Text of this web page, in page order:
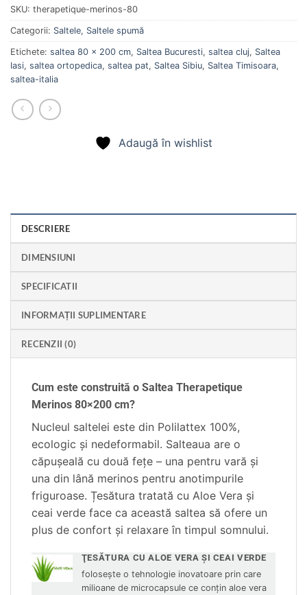
SKU: therapetique-merinos-80
Categorii: Saltele, Saltele spumă
Etichete: saltea 80 x 200 cm, Saltea Bucuresti, saltea cluj, Saltea
Iasi, saltea ortopedica, saltea pat, Saltea Sibiu, Saltea Timisoara,
saltea-italia
Adaugă în wishlist
DESCRIERE
DIMENSIUNI
SPECIFICATII
INFORMAȚII SUPLIMENTARE
RECENZII (0)
Cum este construită o Saltea Therapetique
Merinos 80×200 cm?
Nucleul saltelei este din Polilattex 100%,
ecologic şi nedeformabil. Salteaua are o
căpușeală cu două feţe – una pentru vară şi
una din lână merinos pentru anotimpurile
friguroase. Țesătura tratată cu Aloe Vera și
ceai verde face ca această saltea să ofere un
plus de confort şi relaxare în timpul somnului.
ŢESĂTURA CU ALOE VERA ŞI CEAI VERDE
foloseşte o tehnologie inovatoare prin care
milioane de microcapsule ce conţin aloe vera